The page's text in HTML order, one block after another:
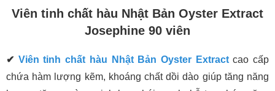
Viên tinh chất hàu Nhật Bản Oyster Extract
Josephine 90 viên
✔ Viên tinh chất hàu Nhật Bản Oyster Extract cao cấp
chứa hàm lượng kẽm, khoáng chất dồi dào giúp tăng năng